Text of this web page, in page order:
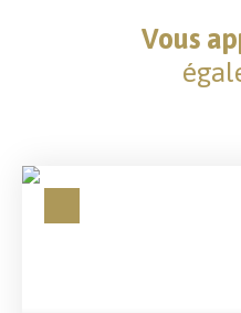
Vous